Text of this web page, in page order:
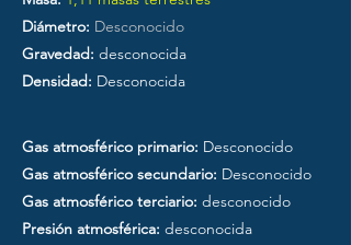
Diámetro: Desconocido
Gravedad: desconocida
Densidad: Desconocida
Gas atmosférico primario: Desconocido
Gas atmosférico secundario: Desconocido
Gas atmosférico terciario: desconocido
Presión atmosférica: desconocida